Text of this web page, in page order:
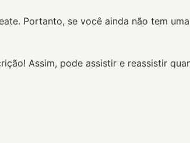
Portanto, se você ainda não tem
Assim, pode assistir e reassistir